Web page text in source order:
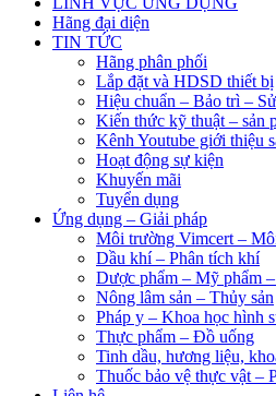
Hãng đại diện
TIN TỨC
Hãng phân phối
Lắp đặt và HDSD thiết bị
Hiệu chuẩn – Bảo trì –
Kiến thức kỹ thuật – sản
Kênh Youtube giới thiệu
Hoạt động sự kiện
Khuyến mãi
Tuyển dụng
Ứng dụng – Giải pháp
Môi trường Vimcert –
Dầu khí – Phân tích khí
Dược phẩm – Mỹ phẩm
Nông lâm sản – Thủy sản
Pháp y – Khoa học hình
Thực phẩm – Đồ uống
Tinh dầu, hương liệu,
Thuốc bảo vệ thực vật –